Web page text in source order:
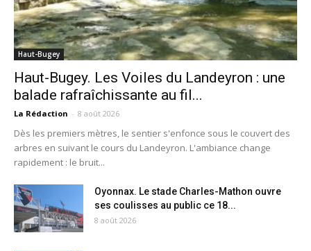
Haut-Bugey
Haut-Bugey. Les Voiles du Landeyron : une
balade rafraîchissante au fil...
La Rédaction - 8 août 2026
Dès les premiers mètres, le sentier s'enfonce sous le couvert des
arbres en suivant le cours du Landeyron. L'ambiance change
rapidement : le bruit...
Oyonnax. Le stade Charles-Mathon ouvre
ses coulisses au public ce 18...
8 août 2026